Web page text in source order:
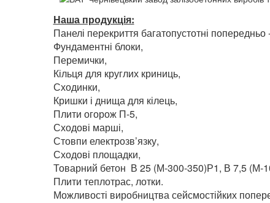
Наша продукція:
Панелі перекриття багатопустотні попередньо
Фундаментні блоки,
Перемички,
Кільця для круглих криниць,
Сходинки,
Кришки і днища для кілець,
Плити огорож П-5,
Сходові марші,
Стовпи електрозв’язку,
Сходові площадки,
Товарний бетон В 25 (М-300-350)Р1, В 7,5
Плити теплотрас, лотки.
Можливості виробництва сейсмостійких